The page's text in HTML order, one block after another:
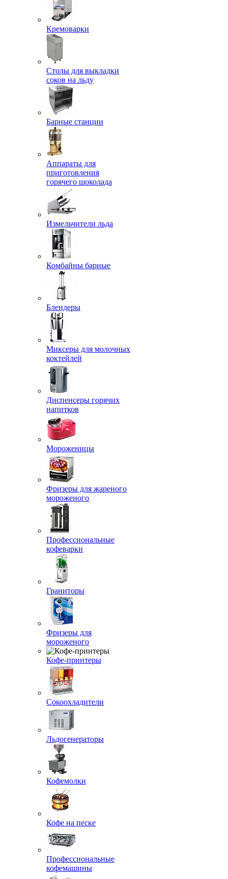
Кремоварки
Столы для выкладки
соков на льду
Барные станции
Аппараты для
приготовления
горячего шоколада
Измельчители льда
Комбайны барные
Блендеры
Миксеры для молочных
коктейлей
Диспенсеры горячих
напитков
Мороженицы
Фризеры для жареного
мороженого
Профессиональные
кофеварки
Граниторы
Фризеры для
мороженого
Кофе-принтеры
Сокоохладители
Льдогенераторы
Кофемолки
Кофе на песке
Профессиональные
кофемашины